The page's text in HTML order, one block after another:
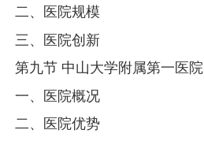
二、医院规模
三、医院创新
第九节 中山大学附属第一医院
一、医院概况
二、医院优势